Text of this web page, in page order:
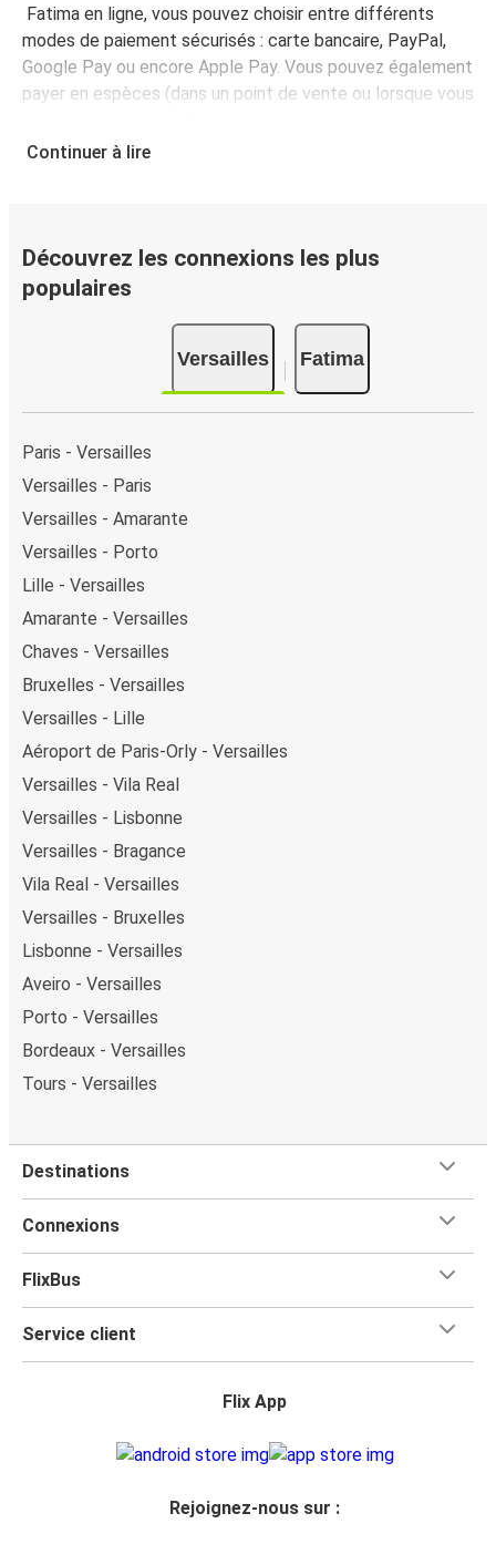
Fatima en ligne, vous pouvez choisir entre différents
modes de paiement sécurisés : carte bancaire, PayPal,
Google Pay ou encore Apple Pay. Vous pouvez également
payer en espèces (dans un point de vente ou lorsque vous
Continuer à lire
Découvrez les connexions les plus
populaires
Versailles Fatima
Paris - Versailles
Versailles - Paris
Versailles - Amarante
Versailles - Porto
Lille - Versailles
Amarante - Versailles
Chaves - Versailles
Bruxelles - Versailles
Versailles - Lille
Aéroport de Paris-Orly - Versailles
Versailles - Vila Real
Versailles - Lisbonne
Versailles - Bragance
Vila Real - Versailles
Versailles - Bruxelles
Lisbonne - Versailles
Aveiro - Versailles
Porto - Versailles
Bordeaux - Versailles
Tours - Versailles
Destinations
Connexions
FlixBus
Service client
Flix App
Rejoignez-nous sur :